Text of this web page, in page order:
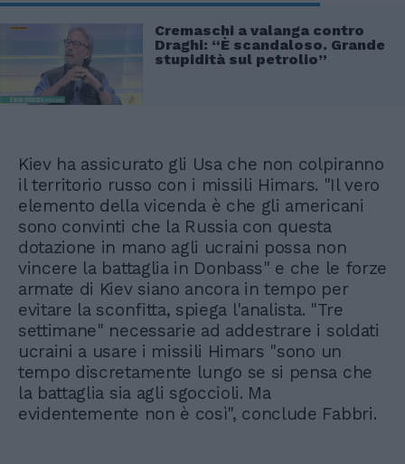
Cremaschi a valanga contro
Draghi: “È scandaloso. Grande
stupidità sul petrolio”
Kiev ha assicurato gli Usa che non colpiranno
il territorio russo con i missili Himars. "Il vero
elemento della vicenda è che gli americani
sono convinti che la Russia con questa
dotazione in mano agli ucraini possa non
vincere la battaglia in Donbass" e che le forze
armate di Kiev siano ancora in tempo per
evitare la sconfitta, spiega l'analista. "Tre
settimane" necessarie ad addestrare i soldati
ucraini a usare i missili Himars "sono un
tempo discretamente lungo se si pensa che
la battaglia sia agli sgoccioli. Ma
evidentemente non è così", conclude Fabbri.